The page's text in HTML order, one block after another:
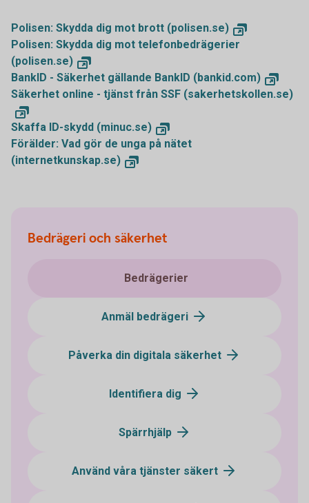
Polisen: Skydda dig mot brott (polisen.se)
Polisen: Skydda dig mot telefonbedrägerier
(polisen.se)
BankID - Säkerhet gällande BankID (bankid.com)
Säkerhet online - tjänst från SSF (sakerhetskollen.se)
Skaffa ID-skydd (minuc.se)
Förälder: Vad gör de unga på nätet
(internetkunskap.se)
Bedrägeri och säkerhet
Bedrägerier
Anmäl bedrägeri
Påverka din digitala säkerhet
Identifiera dig
Spärrhjälp
Använd våra tjänster säkert